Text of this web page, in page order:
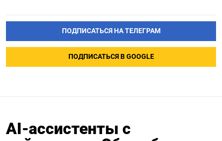
ПОДПИСАТЬСЯ НА ТЕЛЕГРАМ
ПОДПИСАТЬСЯ В GOOGLE
AI-ассистенты с